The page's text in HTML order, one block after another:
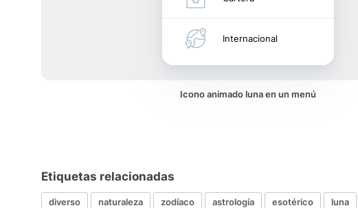
Internacional
Icono animado luna en un menú
Etiquetas relacionadas
diverso naturaleza zodíaco astrología esotérico luna